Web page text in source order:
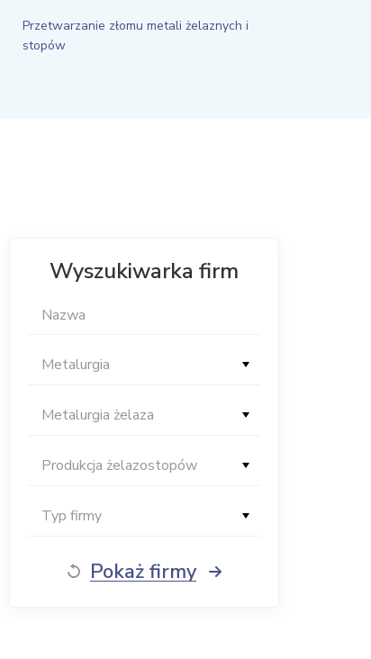
Przetwarzanie złomu metali żelaznych i
stopów
Wyszukiwarka firm
Metalurgia
Metalurgia żelaza
Produkcja żelazostopów
Typ firmy
Pokaż firmy